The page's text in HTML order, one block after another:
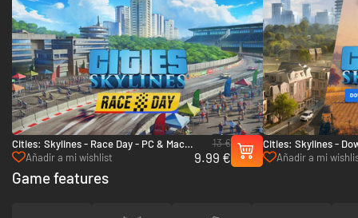
Cities: Skylines - Race Day - PC & Mac
(Steam)
Añadir a mi wishlist
13 €
9.99 €
Cities: Skylines -
Countryside Bundle
Añadir a mi
Game features